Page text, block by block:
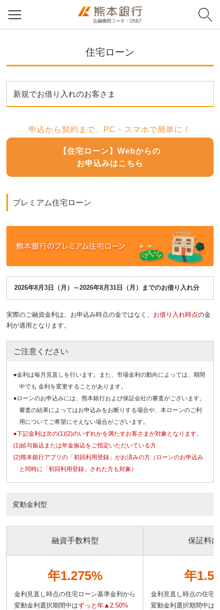
住宅ローン
新規でお借り入れのお客さま
申込から契約まで、PC・スマホで簡単に！
【住宅ローン】Webからの
お申込みはこちら
プレミアム住宅ローン
2026年8月3日（月）～2026年8月31日（月）までのお借り入れ分
実際のご融資金利は、お申込み時点の金ではなく、 お借り入れ時点の金
利が適用となります。
ご注意ください
●金利は毎月見直しを行います。また、市場金利の動向によっては、期間
中でも 金利を変更することがあります。
●ローンのお申込みには、熊本銀行および保証会社の審査がございます。
審査の結果によってはお申込みをお断りする場合や、本ローンのご利
用についてご希望にそえない場合がございます。
●下記金利は次の(1)(2)のいずれかを満たすお客さまが対象となります。
(1)給与振込または年金振込をご指定いただいている方
(2)熊本銀行アプリの「初回利用登録」がお済みの方（ローンのお申込み
と同時に「初回利用登録」された方も対象）
変動金利型
融資手数料型 保証料
年1.275%
金利見直し時点の住宅ローン基準金利から
変動金利選択期間中はずっと年▲2.50%
年
金利見直し時点の住宅
変動金利選択期間中は